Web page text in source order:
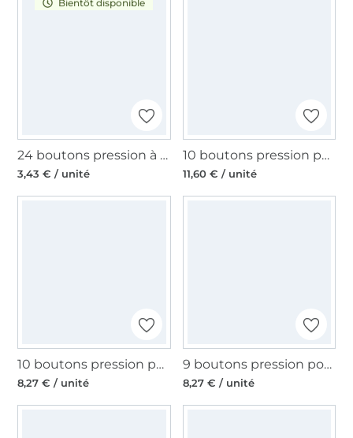
Bientôt disponible
24 boutons pression à coudre Prym, 7 mm, transparent
3,43 € / unité
10 boutons pression pour anorak, 12 mm, couleur argent
11,60 € / unité
10 boutons pression pour jersey, 10 mm, couleur argent
8,27 € / unité
9 boutons pression pour jersey Prym, 10 mm, couleur argent
8,27 € / unité